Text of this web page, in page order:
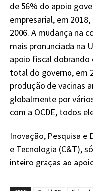
de 56% do apoio
empresarial, em
2006. A mudança na
mais pronunciada na
apoio fiscal dobrando
total do governo, em
produção de vacinas
globalmente por
com a OCDE, todos
Inovação, Pesquisa e
e Tecnologia (C&T),
inteiro graças ao